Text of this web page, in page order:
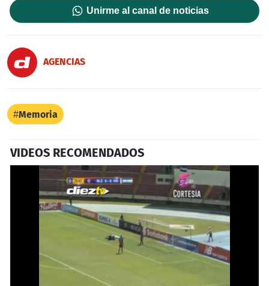
Unirme al canal de noticias
AGENCIAS
Memoria
VIDEOS RECOMENDADOS